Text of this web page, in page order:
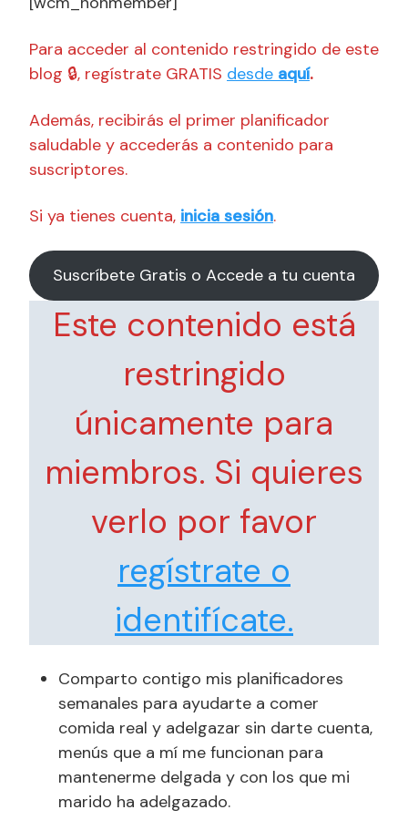
Para acceder al contenido restringido de este
blog 🔒, regístrate GRATIS desde aquí.
Además, recibirás el primer planificador
saludable y accederás a contenido para
suscriptores.
Si ya tienes cuenta, inicia sesión.
Suscríbete Gratis o Accede a tu cuenta
Este contenido está
restringido
únicamente para
miembros. Si quieres
verlo por favor
regístrate o
identifícate.
Comparto contigo mis planificadores
semanales para ayudarte a comer
comida real y adelgazar sin darte cuenta,
menús que a mí me funcionan para
mantenerme delgada y con los que mi
marido ha adelgazado.